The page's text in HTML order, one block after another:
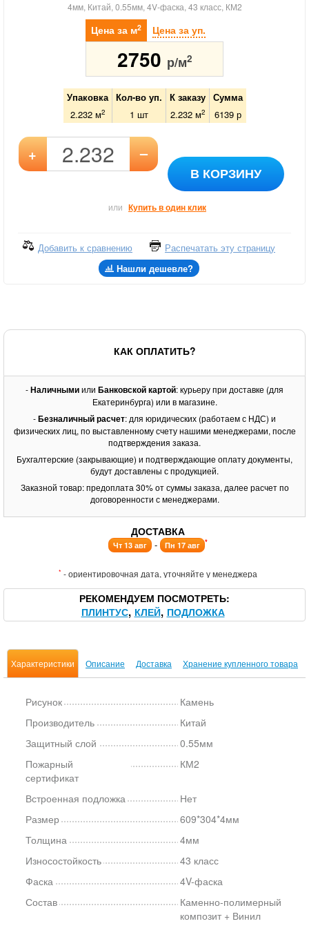
4мм, Китай, 0.55мм, 4V-фаска, 43 класс, КМ2
Цена за м2 Цена за уп.
2750 р/м2
Упаковка Кол-во уп. К заказу
Сумма
2.232 м2 1 шт 2.232м2 6139р
+ –
В КОРЗИНУ
или Купить в один клик
Добавить к сравнению
Распечатать эту страницу
Нашли дешевле?
КАК ОПЛАТИТЬ?
-Наличнымиили Банковской картой: курьеру при доставке (для
Екатеринбурга) или в магазине.
-Безналичный расчет: для юридических (работаем с НДС) и
физических лиц, по выставленному счету нашими менеджерами, после
подтверждения заказа.
Бухгалтерские (закрывающие) и подтверждающие оплату документы,
будут доставлены с продукцией.
Заказной товар: предоплата 30% от суммы заказа, далее расчет по
договоренности с менеджерами.
ДОСТАВКА
Чт 13 авг - Пн 17 авг *
* - ориентировочная дата, уточняйте у менеджера
РЕКОМЕНДУЕМ ПОСМОТРЕТЬ
ПЛИНТУС КЛЕЙ ПОДЛОЖКА
Характеристики Описание Доставка Хранение купленного товара
Рисунок
Камень
Производитель
Китай
Защитный слой
0.55мм
Пожарный
сертификат
КМ2
Встроенная подложка
Нет
Размер
609*304*4мм
Толщина
4мм
Износостойкость
43 класс
Фаска
4V-фаска
Состав
Каменно-полимерный
композит + Винил